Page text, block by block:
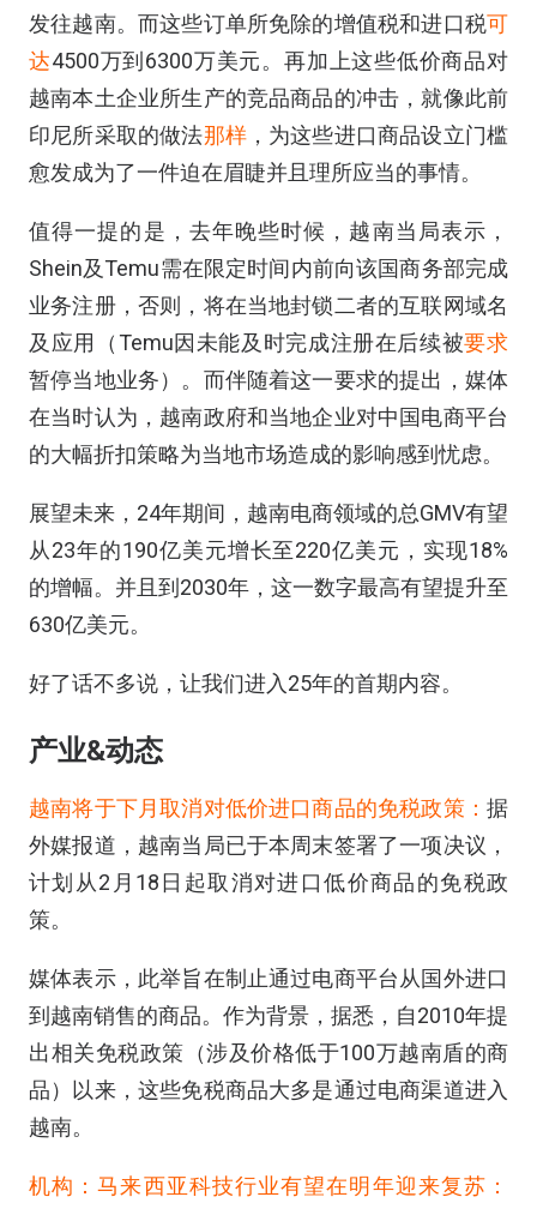
发往越南。而这些订单所免除的增值税和进口税可
达4500万到6300万美元。再加上这些低价商品对
越南本土企业所生产的竞品商品的冲击，就像此前
印尼所采取的做法那样，为这些进口商品设立门槛
愈发成为了一件迫在眉睫并且理所应当的事情。
值得一提的是，去年晚些时候，越南当局表示，
Shein及Temu需在限定时间内前向该国商务部完成
业务注册，否则，将在当地封锁二者的互联网域名
及应用（Temu因未能及时完成注册在后续被要求
暂停当地业务）。而伴随着这一要求的提出，媒体
在当时认为，越南政府和当地企业对中国电商平台
的大幅折扣策略为当地市场造成的影响感到忧虑。
展望未来，24年期间，越南电商领域的总GMV有望
从23年的190亿美元增长至220亿美元，实现18%
的增幅。并且到2030年，这一数字最高有望提升至
630亿美元。
好了话不多说，让我们进入25年的首期内容。
产业&动态
越南将于下月取消对低价进口商品的免税政策： 据
外媒报道，越南当局已于本周末签署了一项决议，
计划从2月18日起取消对进口低价商品的免税政
策。
媒体表示，此举旨在制止通过电商平台从国外进口
到越南销售的商品。作为背景，据悉，自2010年提
出相关免税政策（涉及价格低于100万越南盾的商
品）以来，这些免税商品大多是通过电商渠道进入
越南。
机构：马来西亚科技行业有望在明年迎来复苏：